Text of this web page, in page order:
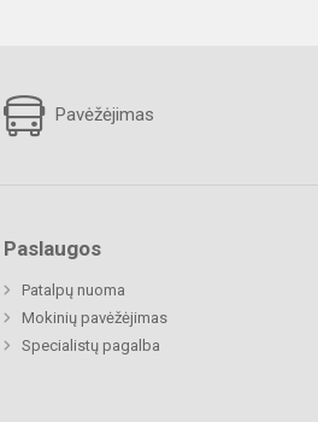
Pavėžėjimas
Paslaugos
Patalpų nuoma
Mokinių pavėžėjimas
Specialistų pagalba